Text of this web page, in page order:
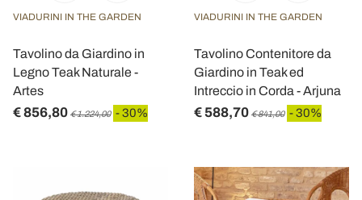
VIADURINI IN THE GARDEN
Tavolino da Giardino in
Legno Teak Naturale -
Artes
€ 856,80 € 1.224,00 - 30%
VIADURINI IN THE GARDEN
Tavolino Contenitore da
Giardino in Teak ed
Intreccio in Corda - Arjuna
€ 588,70 € 841,00 - 30%